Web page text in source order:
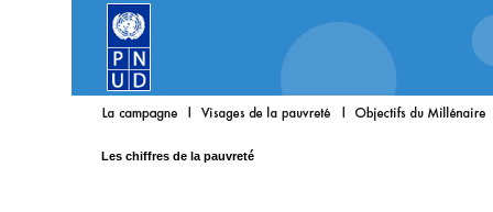
Les chiffres de la pauvreté